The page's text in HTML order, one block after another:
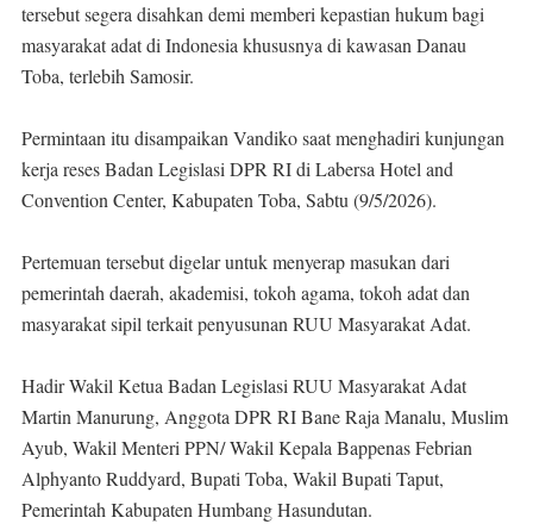
tersebut segera disahkan demi memberi kepastian hukum bagi
masyarakat adat di Indonesia khususnya di kawasan Danau
Toba, terlebih Samosir.
Permintaan itu disampaikan Vandiko saat menghadiri kunjungan
kerja reses Badan Legislasi DPR RI di Labersa Hotel and
Convention Center, Kabupaten Toba, Sabtu (9/5/2026).
Pertemuan tersebut digelar untuk menyerap masukan dari
pemerintah daerah, akademisi, tokoh agama, tokoh adat dan
masyarakat sipil terkait penyusunan RUU Masyarakat Adat.
Hadir Wakil Ketua Badan Legislasi RUU Masyarakat Adat
Martin Manurung, Anggota DPR RI Bane Raja Manalu, Muslim
Ayub, Wakil Menteri PPN/ Wakil Kepala Bappenas Febrian
Alphyanto Ruddyard, Bupati Toba, Wakil Bupati Taput,
Pemerintah Kabupaten Humbang Hasundutan.